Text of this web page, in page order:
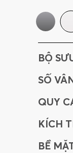
BỘ
SỐ
QUY
KÍCH
BỀ